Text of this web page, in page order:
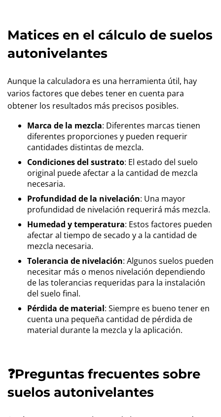
Matices en el cálculo de suelos
autonivelantes
Aunque la calculadora es una herramienta útil, hay
varios factores que debes tener en cuenta para
obtener los resultados más precisos posibles.
Marca de la mezcla: Diferentes marcas tienen
diferentes proporciones y pueden requerir
cantidades distintas de mezcla.
Condiciones del sustrato: El estado del suelo
original puede afectar a la cantidad de mezcla
necesaria.
Profundidad de la nivelación: Una mayor
profundidad de nivelación requerirá más mezcla.
Humedad y temperatura: Estos factores pueden
afectar al tiempo de secado y a la cantidad de
mezcla necesaria.
Tolerancia de nivelación: Algunos suelos pueden
necesitar más o menos nivelación dependiendo
de las tolerancias requeridas para la instalación
del suelo final.
Pérdida de material: Siempre es bueno tener en
cuenta una pequeña cantidad de pérdida de
material durante la mezcla y la aplicación.
❓Preguntas frecuentes sobre
suelos autonivelantes